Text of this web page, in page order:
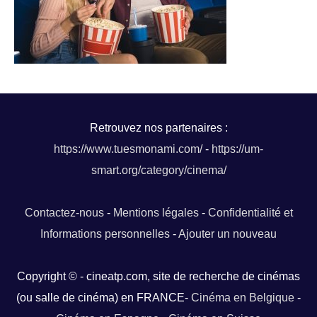
Retrouvez nos partenaires :
https://www.tuesmonami.com/- https://um-
smart.org/category/cinema/
Contactez-nous- Mentions légales- Confidentialité et
Informations personnelles -Ajouter un nouveau
Copyright © - cineatp.com, site de recherche de cinémas
(ou salle de cinéma) en FRANCE- Cinéma en Belgique -